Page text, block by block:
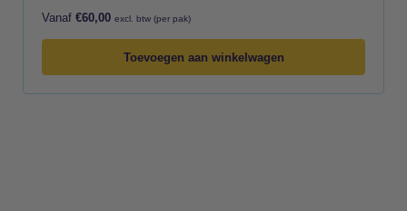
Vanaf €60,00 excl. btw (per pak)
Toevoegen aan winkelwagen